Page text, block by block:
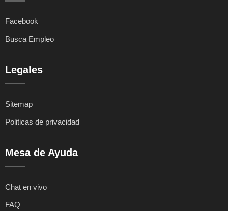
Facebook
Busca Empleo
Legales
Sitemap
Politicas de privacidad
Mesa de Ayuda
Chat en vivo
FAQ